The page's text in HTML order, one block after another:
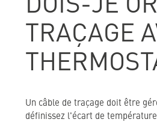
DOIS-JE
TRAÇAGE
Un câble de traçage doit être
définissez l'écart de